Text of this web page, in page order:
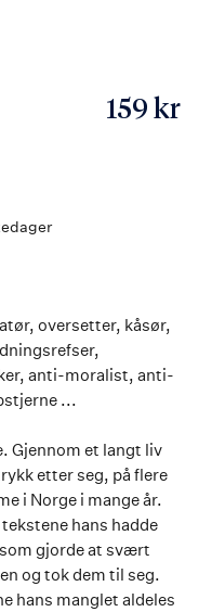
159 kr
oversetter, kåsør,
anti-moralist, anti-
...
Gjennom et langt liv
etter seg, på flere
i Norge i mange år.
hans hadde
gjorde at svært
og tok dem til seg.
hans manglet aldeles